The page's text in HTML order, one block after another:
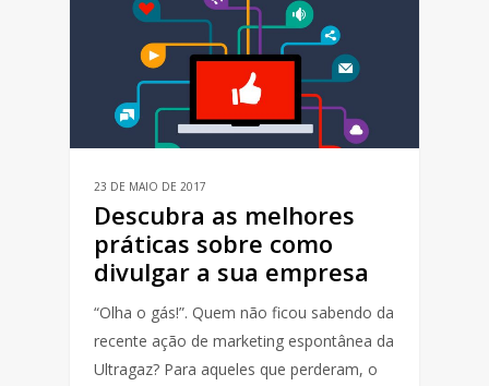
23 DE MAIO DE 2017
Descubra as melhores
práticas sobre como
divulgar a sua empresa
“Olha o gás!”. Quem não ficou sabendo da
recente ação de marketing espontânea da
Ultragaz? Para aqueles que perderam, o